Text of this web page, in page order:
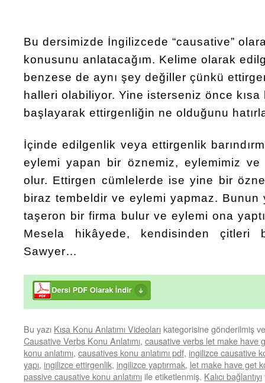
Bu dersimizde İngilizcede “causative”
konusunu anlatacağım. Kelime olarak
benzese de aynı şey değiller çünkü
halleri olabiliyor. Yine isterseniz önce
başlayarak ettirgenliğin ne olduğunu
İçinde edilgenlik veya ettirgenlik
eylemi yapan bir öznemiz, eylemimiz
olur. Ettirgen cümlelerde ise yine bir
biraz tembeldir ve eylemi yapmaz. Bunun
taşeron bir firma bulur ve eylemi ona
Mesela hikâyede, kendisinden çitleri
Sawyer…
Bu yazı Kısa Konu Anlatımı Videoları kategorisine gönderilmiş
Causative Verbs Konu Anlatımı, causative verbs let make have
konu anlatımı, causatives konu anlatımı pdf, ingilizce causative
yapı, ingilizce ettirgenlik, ingilizce yaptırmak, let make have get
passive causative konu anlatımı ile etiketlenmiş. Kalıcı bağlantıyı